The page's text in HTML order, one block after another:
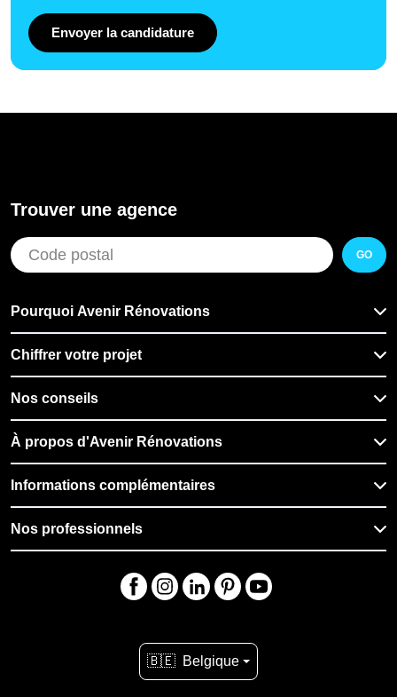
Envoyer la candidature
Trouver une agence
GO
Pourquoi Avenir Rénovations
Chiffrer votre projet
Nos conseils
À propos d'Avenir Rénovations
Informations complémentaires
Nos professionnels
🇧🇪 Belgique